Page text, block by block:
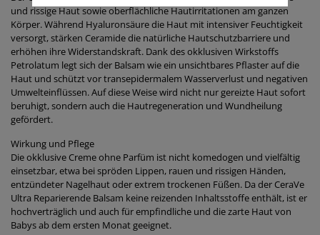
und rissige Haut sowie oberflächliche Hautirritationen am ganzen
Körper. Während Hyaluronsäure die Haut mit intensiver Feuchtigkeit
versorgt, stärken Ceramide die natürliche Hautschutzbarriere und
erhöhen ihre Widerstandskraft. Dank des okklusiven Wirkstoffs
Petrolatum legt sich der Balsam wie ein unsichtbares Pflaster auf die
Haut und schützt vor transepidermalem Wasserverlust und negativen
Umwelteinflüssen. Auf diese Weise wird nicht nur gereizte Haut sofort
beruhigt, sondern auch die Hautregeneration und Wundheilung
gefördert.
Wirkung und Pflege
Die okklusive Creme ohne Parfüm ist nicht komedogen und vielfältig
einsetzbar, etwa bei spröden Lippen, rauen und rissigen Händen,
entzündeter Nagelhaut oder extrem trockenen Füßen. Da der CeraVe
Ultra Reparierende Balsam keine reizenden Inhaltsstoffe enthält, ist er
hochverträglich und auch für empfindliche und die zarte Haut von
Babys ab dem ersten Monat geeignet.